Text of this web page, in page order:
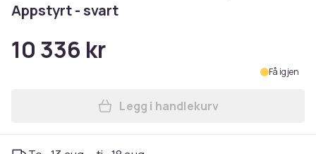
Appstyrt - svart
10 336 kr
Få igjen
Legg Samsung HW-
Legg i handlekurv